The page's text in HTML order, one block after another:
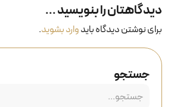
جستجو
دیدگاهتان را بنویسید ...
برای نوشتن دیدگاه بایدوارد بشوید.